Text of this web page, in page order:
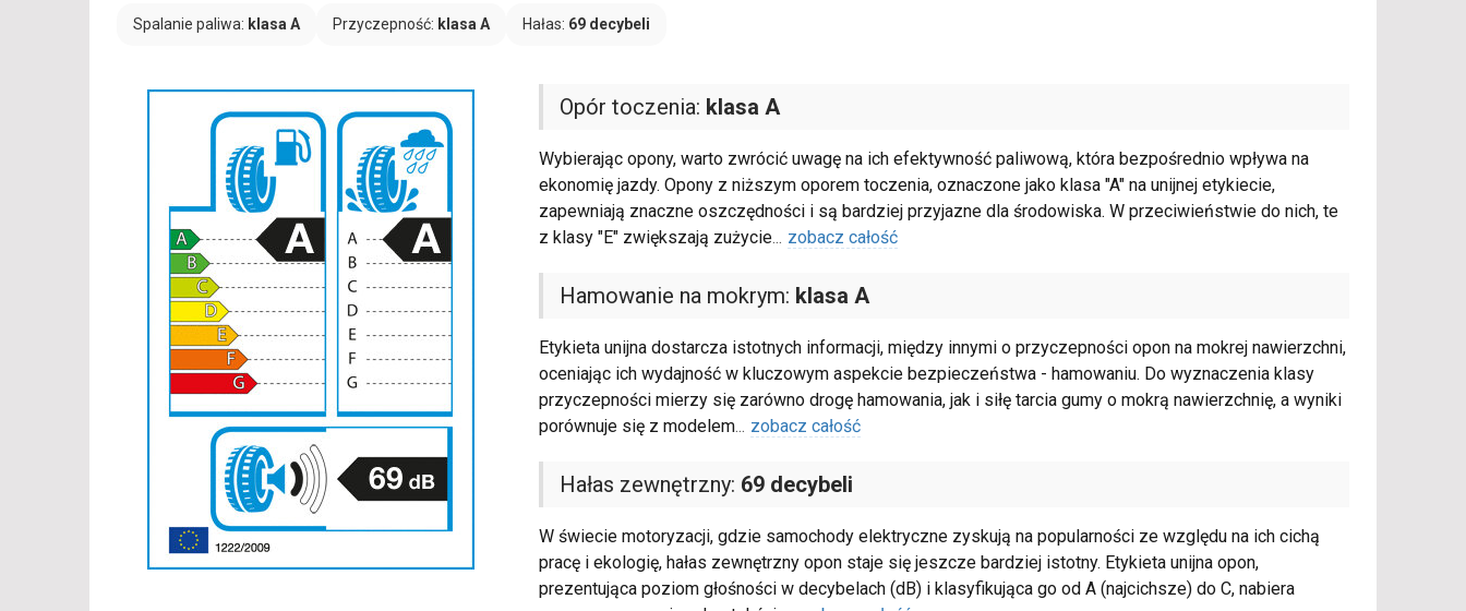
Spalanie paliwa: klasa A Przyczepność: klasa A Hałas: 69 decybeli
Opór toczenia: klasa A
Wybierając opony, warto zwrócić uwagę na ich efektywność paliwową, która bezpośrednio wpływa na
ekonomię jazdy. Opony z niższym oporem toczenia, oznaczone jako klasa "A" na unijnej etykiecie,
zapewniają znaczne oszczędności i są bardziej przyjazne dla środowiska. W przeciwieństwie do nich, te
z klasy "E" zwiększają zużycie... zobacz całość
Hamowanie na mokrym: klasa A
Etykieta unijna dostarcza istotnych informacji, między innymi o przyczepności opon na mokrej nawierzchni,
oceniając ich wydajność w kluczowym aspekcie bezpieczeństwa - hamowaniu. Do wyznaczenia klasy
przyczepności mierzy się zarówno drogę hamowania, jak i siłę tarcia gumy o mokrą nawierzchnię, a wyniki
porównuje się z modelem... zobacz całość
Hałas zewnętrzny: 69 decybeli
W świecie motoryzacji, gdzie samochody elektryczne zyskują na popularności ze względu na ich cichą
pracę i ekologię, hałas zewnętrzny opon staje się jeszcze bardziej istotny. Etykieta unijna opon,
prezentująca poziom głośności w decybelach (dB) i klasyfikująca go od A (najcichsze) do C, nabiera